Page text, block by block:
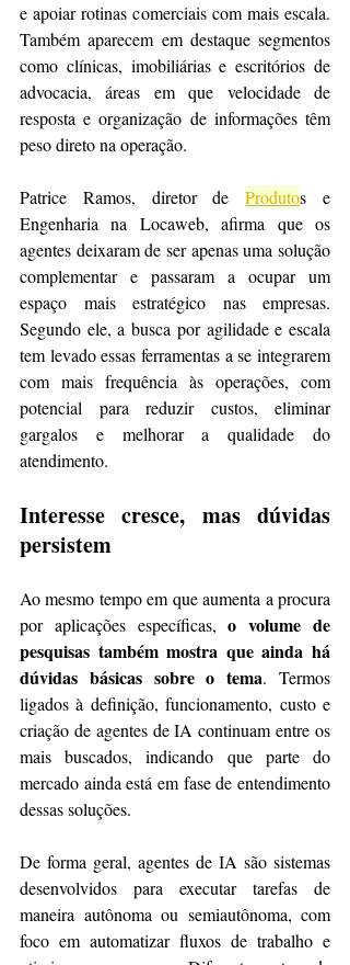
e apoiar rotinas comerciais com mais escala.
Também aparecem em destaque segmentos
como clínicas, imobiliárias e escritórios de
advocacia, áreas em que velocidade de
resposta e organização de informações têm
peso direto na operação.
Patrice Ramos, diretor de Produtos e
Engenharia na Locaweb, afirma que os
agentes deixaram de ser apenas uma solução
complementar e passaram a ocupar um
espaço mais estratégico nas empresas.
Segundo ele, a busca por agilidade e escala
tem levado essas ferramentas a se integrarem
com mais frequência às operações, com
potencial para reduzir custos, eliminar
gargalos e melhorar a qualidade do
atendimento.
Interesse cresce, mas dúvidas
persistem
Ao mesmo tempo em que aumenta a procura
por aplicações específicas, o volume de
pesquisas também mostra que ainda há
dúvidas básicas sobre o tema. Termos
ligados à definição, funcionamento, custo e
criação de agentes de IA continuam entre os
mais buscados, indicando que parte do
mercado ainda está em fase de entendimento
dessas soluções.
De forma geral, agentes de IA são sistemas
desenvolvidos para executar tarefas de
maneira autônoma ou semiautônoma, com
foco em automatizar fluxos de trabalho e